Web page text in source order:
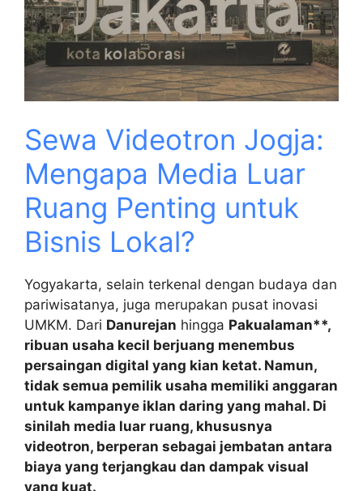
Sewa Videotron Jogja:
Mengapa Media Luar
Ruang Penting untuk
Bisnis Lokal?
Yogyakarta, selain terkenal dengan budaya dan
pariwisatanya, juga merupakan pusat inovasi
UMKM. Dari Danurejan hingga Pakualaman**,
ribuan usaha kecil berjuang menembus
persaingan digital yang kian ketat. Namun,
tidak semua pemilik usaha memiliki anggaran
untuk kampanye iklan daring yang mahal. Di
sinilah media luar ruang, khususnya
videotron, berperan sebagai jembatan antara
biaya yang terjangkau dan dampak visual
yang kuat.